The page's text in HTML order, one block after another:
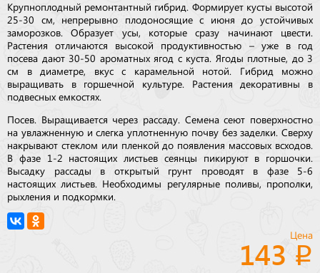
Крупноплодный ремонтантный гибрид. Формирует кусты высотой
25-30 см, непрерывно плодоносящие с июня до устойчивых
заморозков. Образует усы, которые сразу начинают цвести.
Растения отличаются высокой продуктивностью – уже в год
посева дают 30-50 ароматных ягод с куста. Ягоды плотные, до 3
см в диаметре, вкус с карамельной нотой. Гибрид можно
выращивать в горшечной культуре. Растения декоративны в
подвесных емкостях.
Посев. Выращивается через рассаду. Семена сеют поверхностно
на увлажненную и слегка уплотненную почву без заделки. Сверху
накрывают стеклом или пленкой до появления массовых всходов.
В фазе 1-2 настоящих листьев сеянцы пикируют в горшочки.
Высадку рассады в открытый грунт проводят в фазе 5-6
настоящих листьев. Необходимы регулярные поливы, прополки,
рыхления и подкормки.
Цена
143